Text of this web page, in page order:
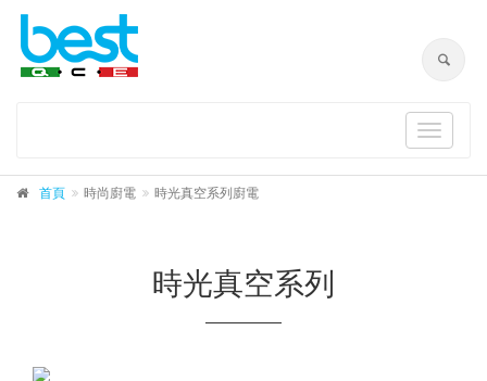
Toggle
首頁 時尚廚電 時光真空系列廚電
時光真空系列